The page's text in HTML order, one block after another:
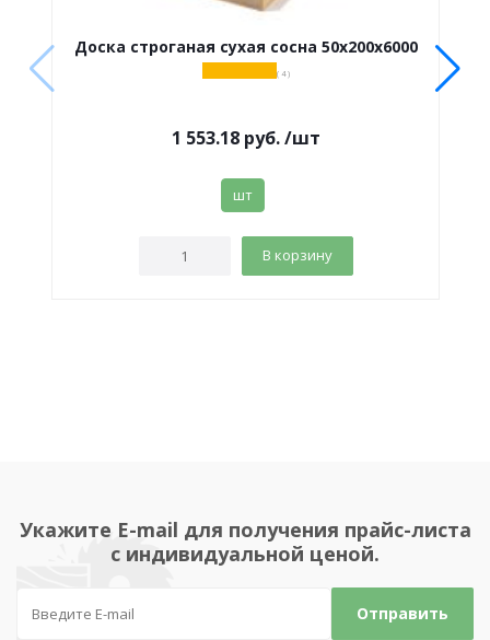
Доска строганая сухая сосна 50х200х6000
( 4 )
1 553.18руб. /шт
шт
В корзину
Укажите E-mail для получения прайс-листа
с индивидуальной ценой.